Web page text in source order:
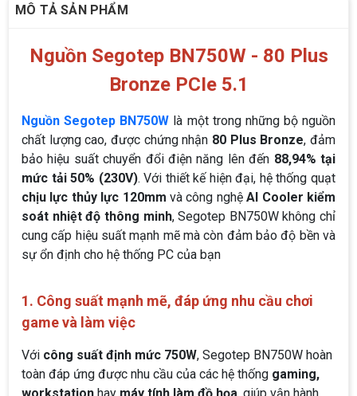
MÔ TẢ SẢN PHẨM
Nguồn Segotep BN750W - 80 Plus
Bronze PCIe 5.1
Nguồn Segotep BN750W là một trong những bộ nguồn
chất lượng cao, được chứng nhận 80 Plus Bronze, đảm
bảo hiệu suất chuyển đổi điện năng lên đến 88,94% tại
mức tải 50% (230V). Với thiết kế hiện đại, hệ thống quạt
chịu lực thủy lực 120mm và công nghệAI Cooler kiểm
soát nhiệt độ thông minh, Segotep BN750W không chỉ
cung cấp hiệu suất mạnh mẽ mà còn đảm bảo độ bền và
sự ổn định cho hệ thống PC của bạn
1. Công suất mạnh mẽ, đáp ứng nhu cầu chơi
game và làm việc
Với công suất định mức 750W, Segotep BN750W hoàn
toàn đáp ứng được nhu cầu của các hệ thống gaming,